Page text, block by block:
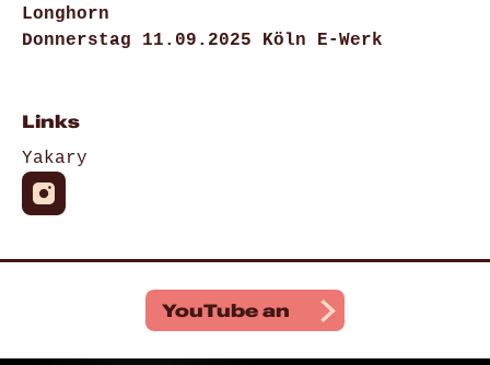
Longhorn
Donnerstag 11.09.2025 Köln E-Werk
Links
Yakary
YouTube an